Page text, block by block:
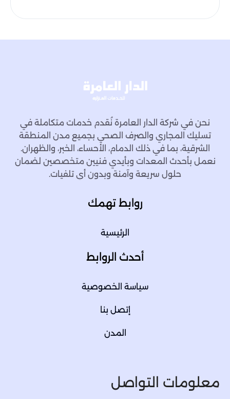
نحن في شركة الدار العامرة نُقدم خدمات متكاملة في
تسليك المجاري والصرف الصحي بجميع مدن المنطقة
الشرقية، بما في ذلك الدمام، الأحساء، الخبر، والظهران.
نعمل بأحدث المعدات وبأيدي فنيين متخصصين لضمان
حلول سريعة وآمنة وبدون أي تلفيات.
روابط تهمك
الرئيسية
أحدث الروابط
سياسة الخصوصية
إتصل بنا
المدن
معلومات التواصل